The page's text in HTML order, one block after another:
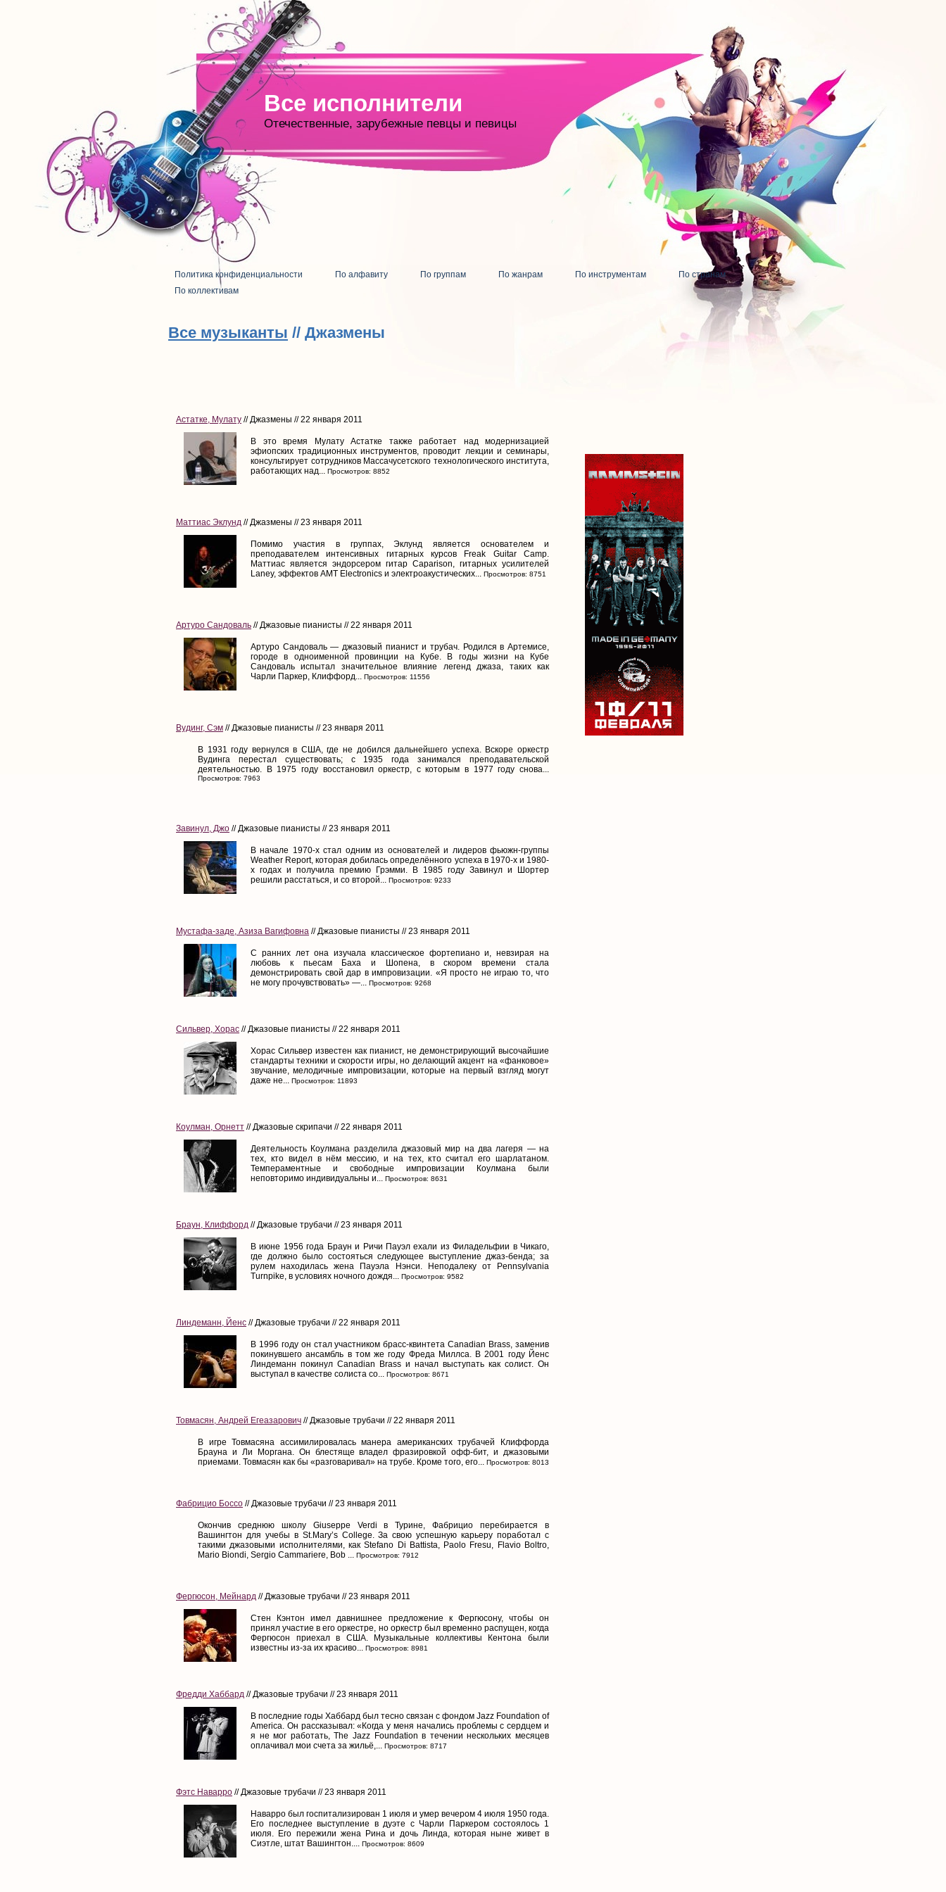
Все исполнители
Отечественные, зарубежные певцы и певицы
Политика конфиденциальности По алфавиту По группам По жанрам По инструментам
По странам
По коллективам
Все музыканты // Джазмены
Астатке, Мулату // Джазмены // 22 января 2011
В это время Мулату Астатке также работает над модернизацией
эфиопских традиционных инструментов, проводит лекции и семинары,
консультирует сотрудников Массачусетского технологического института,
работающих над... Просмотров: 8852
Маттиас Эклунд // Джазмены // 23 января 2011
Помимо участия в группах, Эклунд является основателем и
преподавателем интенсивных гитарных курсов Freak Guitar Camp.
Маттиас является эндорсером гитар Caparison, гитарных усилителей
Laney, эффектов AMT Electronics и электроакустических... Просмотров: 8751
Артуро Сандоваль // Джазовые пианисты // 22 января 2011
Артуро Сандоваль — джазовый пианист и трубач. Родился в Артемисе,
городе в одноименной провинции на Кубе. В годы жизни на Кубе
Сандоваль испытал значительное влияние легенд джаза, таких как
Чарли Паркер, Клиффорд... Просмотров: 11556
Вудинг, Сэм // Джазовые пианисты // 23 января 2011
В 1931 году вернулся в США, где не добился дальнейшего успеха. Вскоре оркестр
Вудинга перестал существовать; с 1935 года занимался преподавательской
деятельностью. В 1975 году восстановил оркестр, с которым в 1977 году снова...
Просмотров: 7963
Завинул, Джо // Джазовые пианисты // 23 января 2011
В начале 1970-х стал одним из основателей и лидеров фьюжн-группы
Weather Report, которая добилась определённого успеха в 1970-х и 1980-
х годах и получила премию Грэмми. В 1985 году Завинул и Шортер
решили расстаться, и со второй... Просмотров: 9233
Мустафа-заде, Азиза Вагифовна // Джазовые пианисты // 23 января 2011
С ранних лет она изучала классическое фортепиано и, невзирая на
любовь к пьесам Баха и Шопена, в скором времени стала
демонстрировать свой дар в импровизации. «Я просто не играю то, что
не могу прочувствовать» —... Просмотров: 9268
Сильвер, Хорас // Джазовые пианисты // 22 января 2011
Хорас Сильвер известен как пианист, не демонстрирующий высочайшие
стандарты техники и скорости игры, но делающий акцент на «фанковое»
звучание, мелодичные импровизации, которые на первый взгляд могут
даже не... Просмотров: 11893
Коулман, Орнетт // Джазовые скрипачи // 22 января 2011
Деятельность Коулмана разделила джазовый мир на два лагеря — на
тех, кто видел в нём мессию, и на тех, кто считал его шарлатаном.
Темпераментные и свободные импровизации Коулмана были
неповторимо индивидуальны и... Просмотров: 8631
Браун, Клиффорд // Джазовые трубачи // 23 января 2011
В июне 1956 года Браун и Ричи Пауэл ехали из Филадельфии в Чикаго,
где должно было состояться следующее выступление джаз-бенда; за
рулем находилась жена Пауэла Нэнси. Неподалеку от Pennsylvania
Turnpike, в условиях ночного дождя... Просмотров: 9582
Линдеманн, Йенс // Джазовые трубачи // 22 января 2011
В 1996 году он стал участником брасс-квинтета Canadian Brass, заменив
покинувшего ансамбль в том же году Фреда Миллса. В 2001 году Йенс
Линдеманн покинул Canadian Brass и начал выступать как солист. Он
выступал в качестве солиста со... Просмотров: 8671
Товмасян, Андрей Егеазарович // Джазовые трубачи // 22 января 2011
В игре Товмасяна ассимилировалась манера американских трубачей Клиффорда
Брауна и Ли Моргана. Он блестяще владел фразировкой офф-бит, и джазовыми
приемами. Товмасян как бы «разговаривал» на трубе. Кроме того, его... Просмотров: 8013
Фабрицио Боссо // Джазовые трубачи // 23 января 2011
Окончив среднюю школу Giuseppe Verdi в Турине, Фабрицио перебирается в
Вашингтон для учебы в St.Mary’s College. За свою успешную карьеру поработал с
такими джазовыми исполнителями, как Stefano Di Battista, Paolo Fresu, Flavio Boltro,
Mario Biondi, Sergio Cammariere, Bob ... Просмотров: 7912
Фергюсон, Мейнард // Джазовые трубачи // 23 января 2011
Стен Кэнтон имел давнишнее предложение к Фергюсону, чтобы он
принял участие в его оркестре, но оркестр был временно распущен, когда
Фергюсон приехал в США. Музыкальные коллективы Кентона были
известны из-за их красиво... Просмотров: 8981
Фредди Хаббард // Джазовые трубачи // 23 января 2011
В последние годы Хаббард был тесно связан с фондом Jazz Foundation of
America. Он рассказывал: «Когда у меня начались проблемы с сердцем и
я не мог работать, The Jazz Foundation в течении нескольких месяцев
оплачивал мои счета за жильё,... Просмотров: 8717
Фэтс Наварро // Джазовые трубачи // 23 января 2011
Наварро был госпитализирован 1 июля и умер вечером 4 июля 1950 года.
Его последнее выступление в дуэте с Чарли Паркером состоялось 1
июля. Его пережили жена Рина и дочь Линда, которая ныне живет в
Сиэтле, штат Вашингтон.... Просмотров: 8609